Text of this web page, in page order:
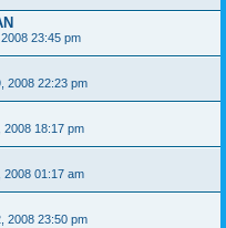
23:45 pm
2008 22:23 pm
2008 18:17 pm
2008 01:17 am
2008 23:50 pm